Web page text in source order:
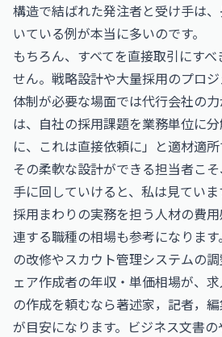
構造で結ばれた発注者と受け手は
いている例が本当に多いのです。
もちろん、すべてを直接取引にす
せん。戦略設計や大量採用のプロ
体制が必要な場面では代行会社の
は、自社の採用課題を業務単位に
に、これは直接依頼に」と適材適所
その柔軟な設計ができる担当者こ
手に回していけると、私は見ていま
採用まわりの実務を担う人材の費
連する職種の相場も参考になりま
の改修やスカウト管理システムの
ェア作成者の年収・単価相場が、
の作成を頼むなら著述家，記者，
が目安になります。ビジネス文書